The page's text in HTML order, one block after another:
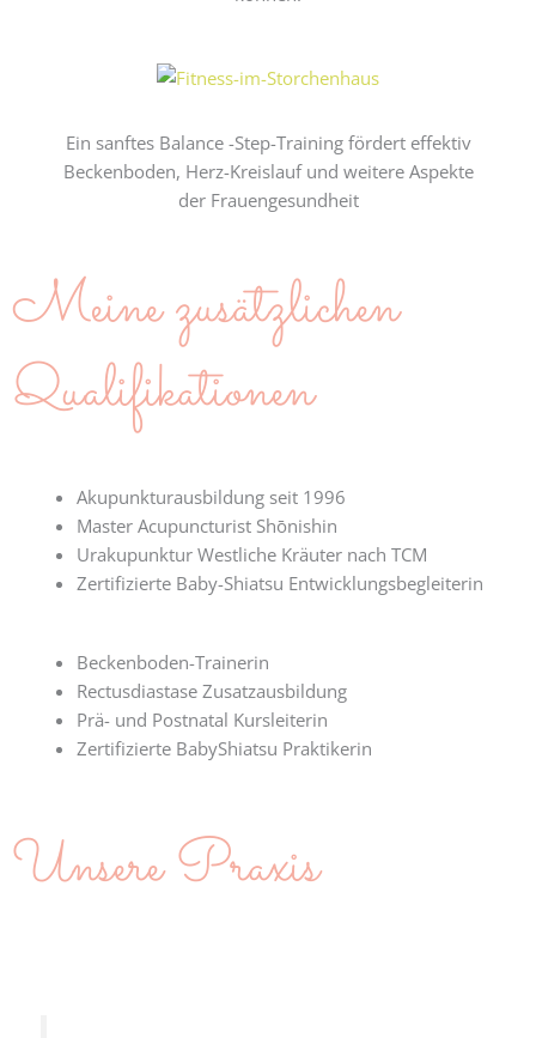
Ein sanftes Balance -Step-Training fördert effektiv
Beckenboden, Herz-Kreislauf und weitere Aspekte
der Frauengesundheit
Meine zusätzlichen
Qualifikationen
Akupunkturausbildung seit 1996
Master Acupuncturist Shōnishin
Urakupunktur Westliche Kräuter nach TCM
Zertifizierte Baby-Shiatsu Entwicklungsbegleiterin
Beckenboden-Trainerin
Rectusdiastase Zusatzausbildung
Prä- und Postnatal Kursleiterin
Zertifizierte BabyShiatsu Praktikerin
Unsere Praxis